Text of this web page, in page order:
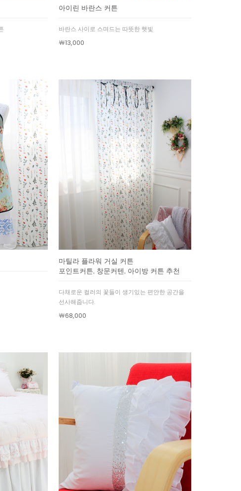
아이린 바란스 커튼
바란스 사이로 스며드는 따뜻한 햇빛
￦13,000
마틸라 플라워 거실 커튼
포인트커튼, 창문커텐, 아이방 커튼 추천
다채로운 컬러의 꽃들이 생기있는 편안한 공간을
선사해줍니다.
￦68,000